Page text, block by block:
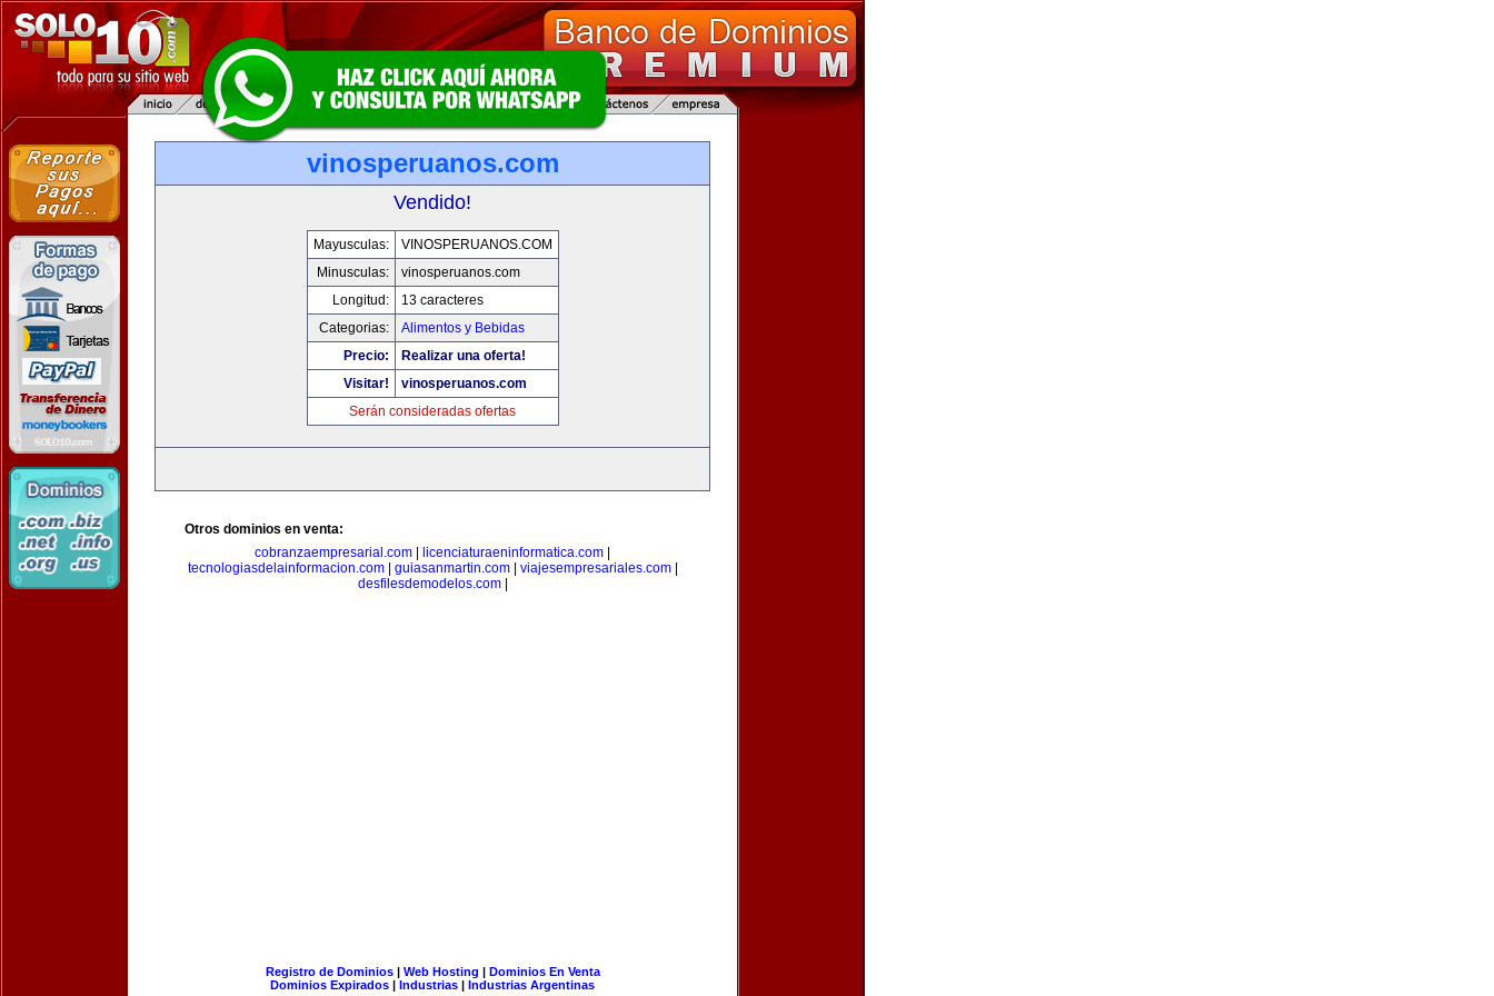
vinosperuanos.com
Vendido!
Mayusculas:
VINOSPERUANOS.COM
Minusculas:
vinosperuanos.com
Longitud:
13 caracteres
Categorias:
Alimentos y Bebidas
Precio:
Realizar una oferta!
Visitar!
vinosperuanos.com
Serán consideradas ofertas
Otros dominios en venta:
cobranzaempresarial.com
licenciaturaeninformatica.com
tecnologiasdelainformacion.com| guiasanmartin.com| viajesempresariales.com|
desfilesdemodelos.com|
Registro de Dominios| Web Hosting | Dominios En Venta
Dominios Expirados | Industrias | Industrias Argentinas